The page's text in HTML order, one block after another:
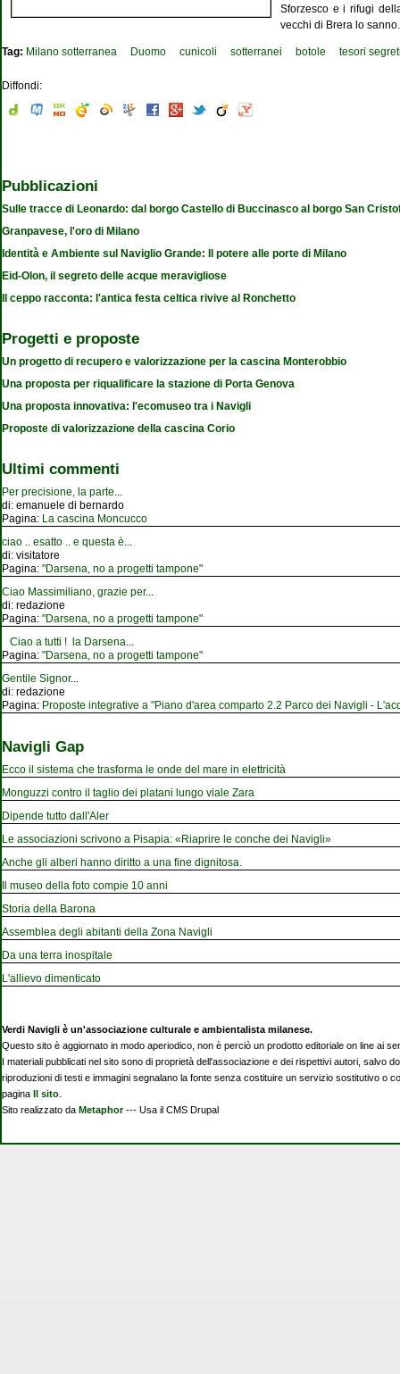
Sforzesco e i rifugi
vecchi di Brera lo sanno.
Tag: Milano sotterranea Duomo cunicoli sotterranei botole tesori
Diffondi:
Pubblicazioni
Sulle tracce di Leonardo: dal borgo Castello di Buccinasco al borgo San
Granpavese, l'oro di Milano
Identità e Ambiente sul Naviglio Grande: Il potere alle porte di Milano
Eid-Olon, il segreto delle acque meravigliose
Il ceppo racconta: l'antica festa celtica rivive al Ronchetto
Progetti e proposte
Un progetto di recupero e valorizzazione per la cascina Monterobbio
Una proposta per riqualificare la stazione di Porta Genova
Una proposta innovativa: l'ecomuseo tra i Navigli
Proposte di valorizzazione della cascina Corio
Ultimi commenti
Per precisione, la parte
di: emanuele di bernardo
Pagina: La cascina Moncucco
ciao .. esatto .. e questa è
di: visitatore
Pagina: "Darsena, no a progetti tampone"
Ciao Massimiliano, grazie per...
di: redazione
Pagina: "Darsena, no a progetti tampone"
Ciao a tutti ! la Darsena
Pagina: "Darsena, no a progetti tampone"
Gentile Signor...
di: redazione
Pagina: Proposte integrative a "Piano d'area comparto 2.2 Parco dei Navigli -
Navigli Gap
Ecco il sistema che trasforma le onde del mare in elettricità
Monguzzi contro il taglio dei platani lungo viale Zara
Dipende tutto dall'Aler
Le associazioni scrivono a Pisapia: «Riaprire le conche dei Navigli»
Anche gli alberi hanno diritto a una fine dignitosa.
Il museo della foto compie 10 anni
Storia della Barona
Assemblea degli abitanti della Zona Navigli
Da una terra inospitale
L'allievo dimenticato
Verdi Navigli è un'associazione culturale e ambientalista milanese.
Questo sito è aggiornato in modo aperiodico, non è perciò un prodotto editoriale on line ai
I materiali pubblicati nel sito sono di proprietà dell'associazione e dei rispettivi autori, salvo
riproduzioni di testi e immagini segnalano la fonte senza costituire un servizio sostitutivo o
pagina Il sito
Sito realizzato da Metaphor--- Usa il CMS Drupal